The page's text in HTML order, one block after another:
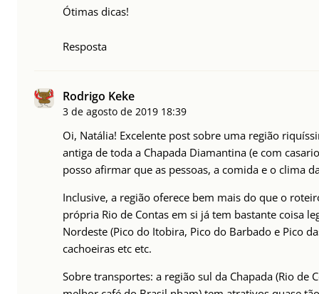
Ótimas dicas!
Resposta
Rodrigo Keke
3 de agosto de 2019 18:39
Oi, Natália! Excelente post sobre uma região
antiga de toda a Chapada Diamantina (e com
posso afirmar que as pessoas, a comida e o clima
Inclusive, a região oferece bem mais do que o
própria Rio de Contas em si já tem bastante coisa
Nordeste (Pico do Itobira, Pico do Barbado e Pico
cachoeiras etc etc.
Sobre transportes: a região sul da Chapada (Rio